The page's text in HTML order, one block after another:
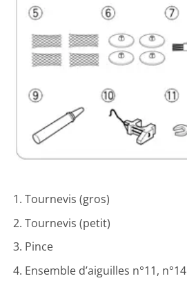
Tournevis (gros)
Tournevis (petit)
Pince
Ensemble d’aiguilles n°11, n°14